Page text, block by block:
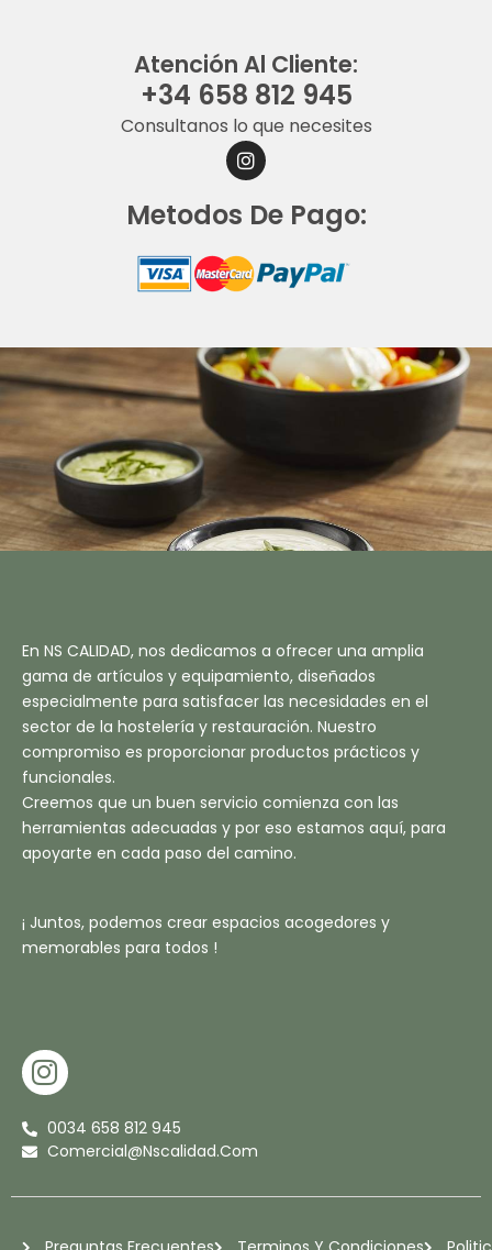
Atención Al Cliente:
+34 658 812 945
Consultanos lo que necesites
I
N
S
G
R
Metodos De Pago:
En NS CALIDAD, nos dedicamos a ofrecer una amplia
gama de artículos y equipamiento, diseñados
especialmente para satisfacer las necesidades en el
sector de la hostelería y restauración. Nuestro
compromiso es proporcionar productos prácticos y
funcionales.
Creemos que un buen servicio comienza con las
herramientas adecuadas y por eso estamos aquí, para
apoyarte en cada paso del camino.
¡ Juntos, podemos crear espacios acogedores y
memorables para todos !
I
N
S
T
G
R
0034 658 812 945
Comercial@nscalidad.com